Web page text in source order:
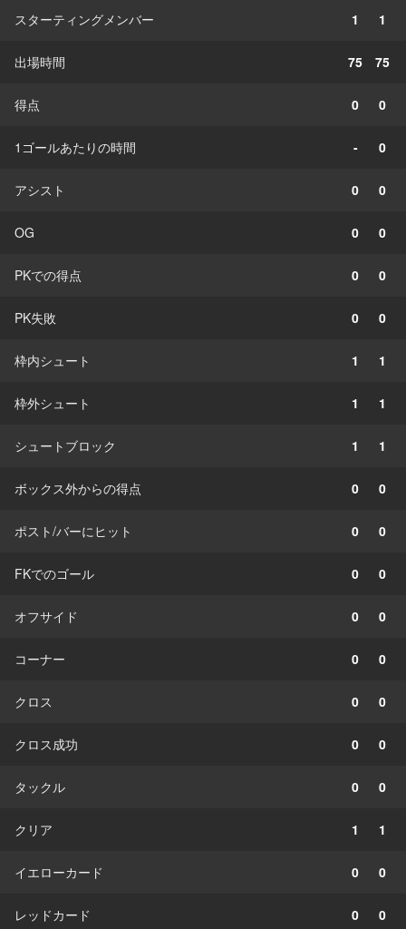
スターティングメンバー 1 1
出場時間 75 75
得点 0 0
1ゴールあたりの時間 - 0
アシスト 0 0
OG 0 0
PKでの得点 0 0
PK失敗 0 0
枠内シュート 1 1
枠外シュート 1 1
シュートブロック 1 1
ボックス外からの得点 0 0
ポスト/バーにヒット 0 0
FKでのゴール 0 0
オフサイド 0 0
コーナー 0 0
クロス 0 0
クロス成功 0 0
タックル 0 0
クリア 1 1
イエローカード 0 0
レッドカード 0 0